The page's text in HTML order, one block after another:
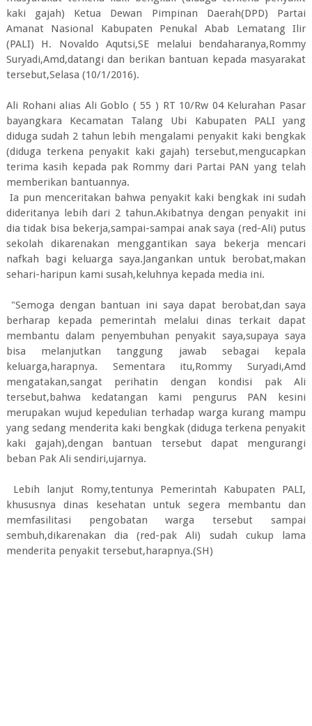
kaki gajah) Ketua Dewan Pimpinan Daerah(DPD) Partai
Amanat Nasional Kabupaten Penukal Abab Lematang Ilir
(PALI) H. Novaldo Aqutsi,SE melalui bendaharanya,Rommy
Suryadi,Amd,datangi dan berikan bantuan kepada masyarakat
tersebut,Selasa (10/1/2016).
Ali Rohani alias Ali Goblo ( 55 ) RT 10/Rw 04 Kelurahan Pasar
bayangkara Kecamatan Talang Ubi Kabupaten PALI yang
diduga sudah 2 tahun lebih mengalami penyakit kaki bengkak
(diduga terkena penyakit kaki gajah) tersebut,mengucapkan
terima kasih kepada pak Rommy dari Partai PAN yang telah
memberikan bantuannya.
Ia pun menceritakan bahwa penyakit kaki bengkak ini sudah
dideritanya lebih dari 2 tahun.Akibatnya dengan penyakit ini
dia tidak bisa bekerja,sampai-sampai anak saya (red-Ali) putus
sekolah dikarenakan menggantikan saya bekerja mencari
nafkah bagi keluarga saya.Jangankan untuk berobat,makan
sehari-haripun kami susah,keluhnya kepada media ini.
"Semoga dengan bantuan ini saya dapat berobat,dan saya
berharap kepada pemerintah melalui dinas terkait dapat
membantu dalam penyembuhan penyakit saya,supaya saya
bisa melanjutkan tanggung jawab sebagai kepala
keluarga,harapnya. Sementara itu,Rommy Suryadi,Amd
mengatakan,sangat perihatin dengan kondisi pak Ali
tersebut,bahwa kedatangan kami pengurus PAN kesini
merupakan wujud kepedulian terhadap warga kurang mampu
yang sedang menderita kaki bengkak (diduga terkena penyakit
kaki gajah),dengan bantuan tersebut dapat mengurangi
beban Pak Ali sendiri,ujarnya.
Lebih lanjut Romy,tentunya Pemerintah Kabupaten PALI,
khususnya dinas kesehatan untuk segera membantu dan
memfasilitasi pengobatan warga tersebut sampai
sembuh,dikarenakan dia (red-pak Ali) sudah cukup lama
menderita penyakit tersebut,harapnya.(SH)